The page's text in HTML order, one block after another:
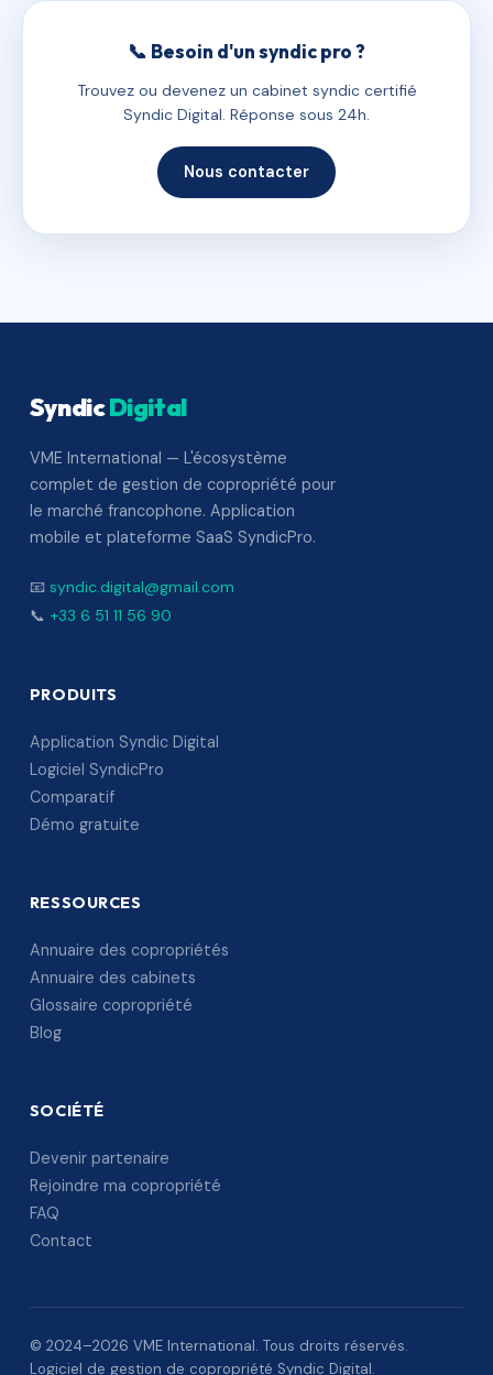
📞 Besoin d'un syndic pro ?
Trouvez ou devenez un cabinet syndic certifié
Syndic Digital. Réponse sous 24h.
Nous contacter
SyndicDigital
VME International — L'écosystème
complet de gestion de copropriété pour
le marché francophone. Application
mobile et plateforme SaaS SyndicPro.
📧 syndic.digital@gmail.com
📞 +33 6 51 11 56 90
PRODUITS
Application Syndic Digital
Logiciel SyndicPro
Comparatif
Démo gratuite
RESSOURCES
Annuaire des copropriétés
Annuaire des cabinets
Glossaire copropriété
Blog
SOCIÉTÉ
Devenir partenaire
Rejoindre ma copropriété
FAQ
Contact
© 2024–2026 VME International. Tous droits réservés.
Logiciel de gestion de copropriété Syndic Digital.